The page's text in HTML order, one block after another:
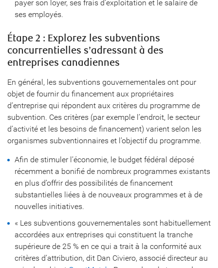
payer son loyer, ses frais d’exploitation et le salaire de
ses employés.
Étape 2 : Explorez les subventions
concurrentielles s’adressant à des
entreprises canadiennes
En général, les subventions gouvernementales ont pour
objet de fournir du financement aux propriétaires
d’entreprise qui répondent aux critères du programme de
subvention. Ces critères (par exemple l’endroit, le secteur
d’activité et les besoins de financement) varient selon les
organismes subventionnaires et l’objectif du programme.
Afin de stimuler l’économie, le budget fédéral déposé
récemment a bonifié de nombreux programmes existants
en plus d’offrir des possibilités de financement
substantielles liées à de nouveaux programmes et à de
nouvelles initiatives.
« Les subventions gouvernementales sont habituellement
accordées aux entreprises qui constituent la tranche
supérieure de 25 % en ce qui a trait à la conformité aux
critères d’attribution, dit Dan Civiero, associé directeur au